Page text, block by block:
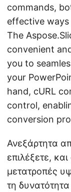
commands,
effective
The
convenient
you to
your
hand, cURL
control,
conversion
Ανεξάρτητα
επιλέξετε,
μετατροπές
τη